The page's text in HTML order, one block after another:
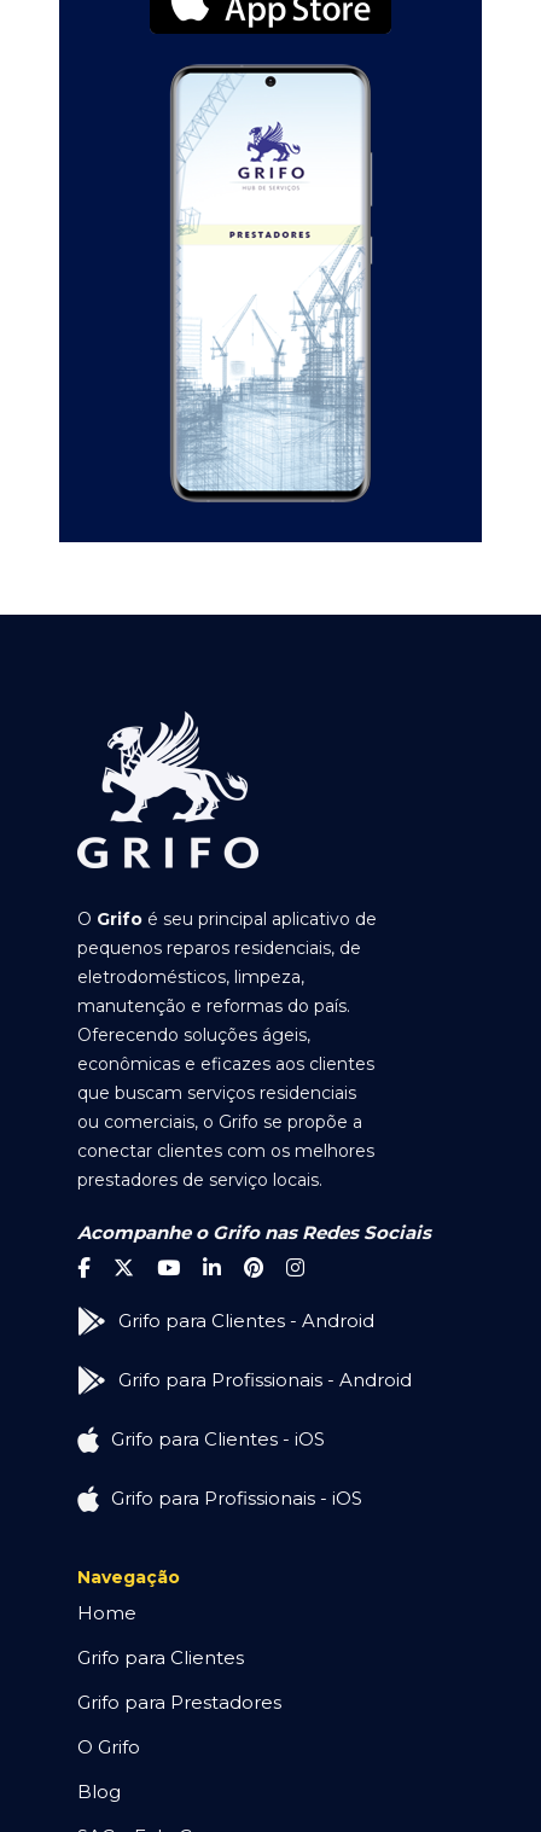
O Grifo é seu principal aplicativo de
pequenos reparos residenciais, de
eletrodomésticos, limpeza,
manutenção e reformas do país.
Oferecendo soluções ágeis,
econômicas e eficazes aos clientes
que buscam serviços residenciais
ou comerciais, o Grifo se propõe a
conectar clientes com os melhores
prestadores de serviço locais.
Acompanhe o Grifo nas Redes Sociais
Grifo para Clientes - Android
Grifo para Profissionais - Android
Grifo para Clientes - iOS
Grifo para Profissionais - iOS
Navegação
Home
Grifo para Clientes
Grifo para Prestadores
O Grifo
Blog